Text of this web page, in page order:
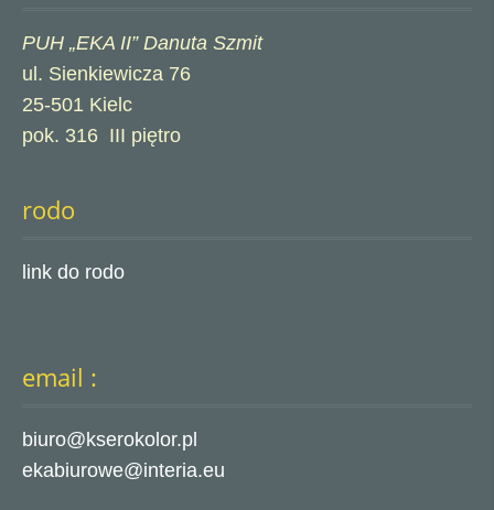
PUH „EKA II” Danuta Szmit
ul. Sienkiewicza 76
25-501 Kielc
pok. 316 III piętro
rodo
link do rodo
email :
biuro@kserokolor.pl
ekabiurowe@interia.eu